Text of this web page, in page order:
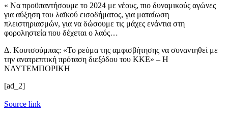
« Να προϋπαντήσουμε το 2024 με νέους, πιο δυναμικούς αγώνες
για αύξηση του λαϊκού εισοδήματος, για ματαίωση
πλειστηριασμών, για να δώσουμε τις μάχες ενάντια στη
φοροληστεία που δέχεται ο λαός…
Δ. Κουτσούμπας: «Το ρεύμα της αμφισβήτησης να συναντηθεί με
την ανατρεπτική πρόταση διεξόδου του ΚΚΕ» – Η
ΝΑΥΤΕΜΠΟΡΙΚΗ
[ad_2]
Source link